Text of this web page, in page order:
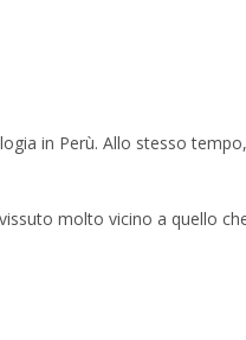
in Perù. Allo stesso
molto vicino a quello